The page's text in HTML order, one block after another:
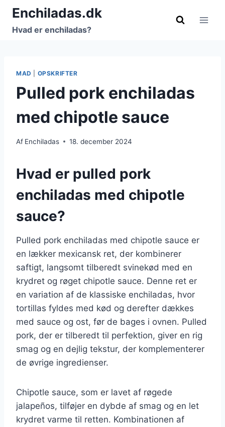
Fortsæt
indhold
Enchiladas.dk
Hvad er enchiladas?
MAD OPSKRIFTER
Pulled pork enchiladas
med chipotle sauce
Af Enchiladas 18. december 2024
Hvad er pulled pork
enchiladas med chipotle
sauce?
Pulled pork enchiladas med chipotle sauce er
en lækker mexicansk ret, der kombinerer
saftigt, langsomt tilberedt svinekød med en
krydret og røget chipotle sauce. Denne ret er
en variation af de klassiske enchiladas, hvor
tortillas fyldes med kød og derefter dækkes
med sauce og ost, før de bages i ovnen. Pulled
pork, der er tilberedt til perfektion, giver en rig
smag og en dejlig tekstur, der komplementerer
de øvrige ingredienser.
Chipotle sauce, som er lavet af røgede
jalapeños, tilføjer en dybde af smag og en let
krydret varme til retten. Kombinationen af